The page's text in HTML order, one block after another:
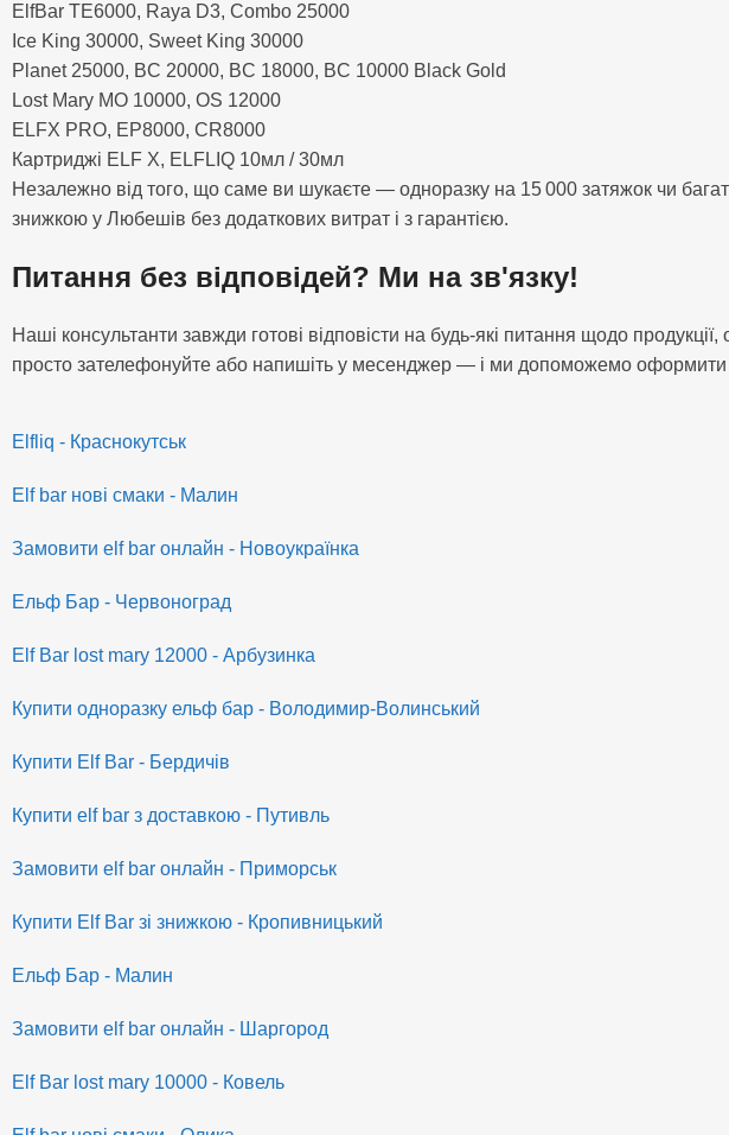
ElfBar TE6000, Raya D3, Combo 25000
Ice King 30000, Sweet King 30000
Planet 25000, BC 20000, BC 18000, BC 10000 Black Gold
Lost Mary MO 10000, OS 12000
ELFX PRO, EP8000, CR8000
Картриджі ELF X, ELFLIQ 10мл / 30мл
Незалежно від того, що саме ви шукаєте — одноразку на 15 000 затяжок чи
знижкою у Любешів без додаткових витрат і з гарантією.
Питання без відповідей? Ми на зв'язку!
Наші консультанти завжди готові відповісти на будь-які питання щодо
просто зателефонуйте або напишіть у месенджер — і ми допоможемо оформити
Elfliq - Краснокутськ
Elf bar нові смаки - Малин
Замовити elf bar онлайн - Новоукраїнка
Ельф Бар - Червоноград
Elf Bar lost mary 12000 - Арбузинка
Купити одноразку ельф бар - Володимир-Волинський
Купити Elf Bar - Бердичів
Купити elf bar з доставкою - Путивль
Замовити elf bar онлайн - Приморськ
Купити Elf Bar зі знижкою - Кропивницький
Ельф Бар - Малин
Замовити elf bar онлайн - Шаргород
Elf Bar lost mary 10000 - Ковель